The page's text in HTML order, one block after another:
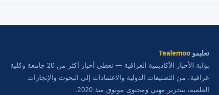
تعليمو Tealemoo
بوابة الأخبار الأكاديمية العراقية — نغطي أخبار أكثر من 20 جامعة وكلية
عراقية، من التصنيفات الدولية والاعتمادات إلى البحوث والإنجازات
العلمية، بتحرير مهني ومحتوى موثوق منذ 2020.